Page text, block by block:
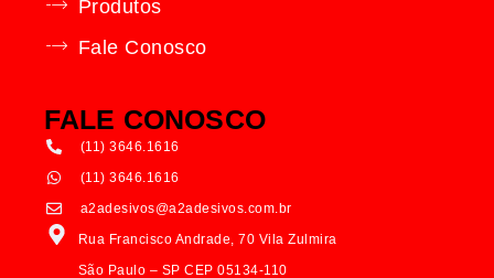
Produtos
Fale Conosco
FALE CONOSCO
(11) 3646.1616
(11) 3646.1616
a2adesivos@a2adesivos.com.br
Rua Francisco Andrade, 70 Vila Zulmira
São Paulo – SP CEP 05134-110